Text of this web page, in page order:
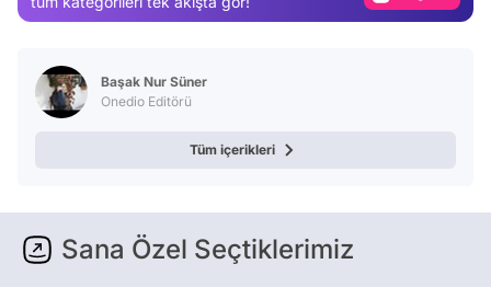
Başak Nur Süner
Onedio Editörü
Tüm içerikleri
Sana Özel Seçtiklerimiz